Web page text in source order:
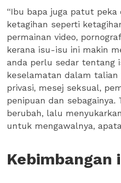
“Ibu bapa juga patut peka
ketagihan seperti
permainan video,
kerana isu-isu ini makin
anda perlu sedar tentang
keselamatan dalam talian
privasi, mesej seksual,
penipuan dan sebagainya.
berubah, lalu
untuk mengawalnya,
Kebimbangan